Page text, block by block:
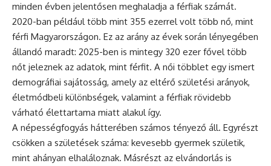
minden évben jelentősen meghaladja a férfiak számát.
2020-ban például több mint 355 ezerrel volt több nő, mint
férfi Magyarországon. Ez az arány az évek során lényegében
állandó maradt: 2025-ben is mintegy 320 ezer fővel több
nőt jeleznek az adatok, mint férfit. A női többlet egy ismert
demográfiai sajátosság, amely az eltérő születési arányok,
életmódbeli különbségek, valamint a férfiak rövidebb
várható élettartama miatt alakul így.
A népességfogyás hátterében számos tényező áll. Egyrészt
csökken a születések száma: kevesebb gyermek születik,
mint ahányan elhaláloznak. Másrészt az elvándorlás is